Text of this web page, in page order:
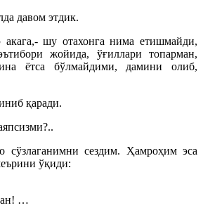
давом этдик.
шу отахонга нима етишмайди,
жойида, ўғиллари топарман,
ётса бўлмайдими, дамини олиб,
қаради.
сўзлаганимни сездим. Ҳамроҳим эса
ўқиди:
…